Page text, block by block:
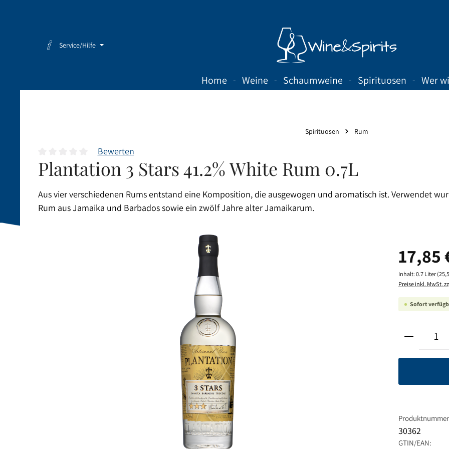
Service/Hilfe
Home Weine Schaumweine Spirituosen Wer
Spirituosen Rum
Durchschnittliche Bewertung von 0 von 5 Sternen
Bewerten
Plantation 3 Stars 41.2% White Rum 0.7L
Aus vier verschiedenen Rums entstand eine Komposition, die ausgewogen und aromatisch ist. Verwendet
Rum aus Jamaika und Barbados sowie ein zwölf Jahre alter Jamaikarum.
Regulärer
17,85
Inhalt:0.7 Liter
Preise inkl. MwSt.
Sofort
Produkt
30362
GTIN/EAN: